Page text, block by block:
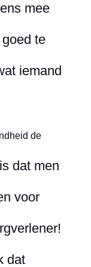
mee
te
iemand
de
dat men
voor
dat